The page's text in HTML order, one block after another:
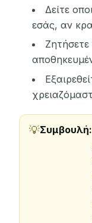
Δείτε
εσάς, αν
Συμβουλή: